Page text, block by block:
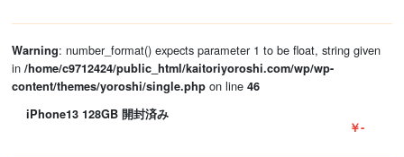
Warning: number_format() expects parameter 1 to be float, string given
in /home/c9712424/public_html/kaitoriyoroshi.com/wp/wp-
content/themes/yoroshi/single.phpon line 46
iPhone13 128GB 開封済み
￥-